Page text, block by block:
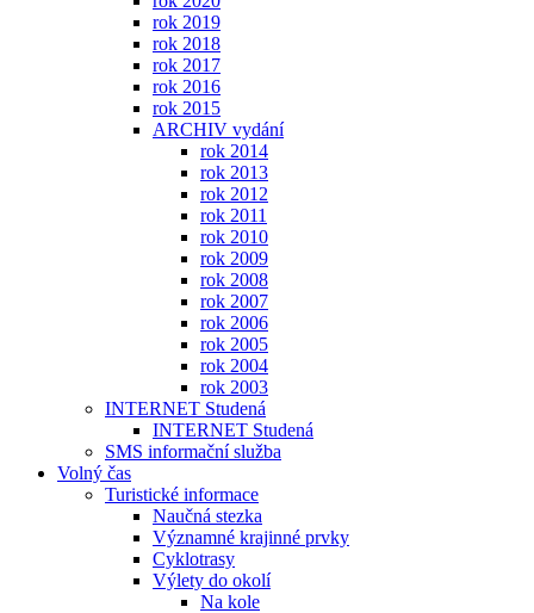
rok 2019
rok 2018
rok 2017
rok 2016
rok 2015
ARCHIV vydání
rok 2014
rok 2013
rok 2012
rok 2011
rok 2010
rok 2009
rok 2008
rok 2007
rok 2006
rok 2005
rok 2004
rok 2003
INTERNET Studená
INTERNET Studená
SMS informační služba
Volný čas
Turistické informace
Naučná stezka
Významné krajinné prvky
Cyklotrasy
Výlety do okolí
Na kole